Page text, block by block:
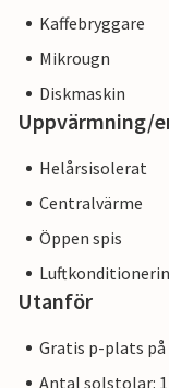
Kaffebryggare
Mikrougn
Diskmaskin
Uppvärmning/
Helårsisolerat
Centralvärme
Öppen spis
Utanför
Gratis p-plats
Antal solstolar: 1